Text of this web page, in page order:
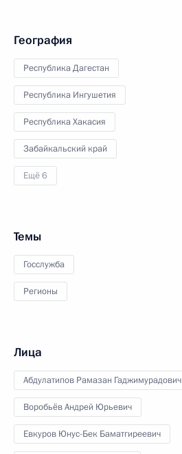
География
Республика Дагестан
Республика Ингушетия
Республика Хакасия
Забайкальский край
Ещё 6
Темы
Госслужба
Регионы
Лица
Абдулатипов Рамазан Гаджимурадович
Воробьёв Андрей Юрьевич
Евкуров Юнус-Бек Баматгиреевич